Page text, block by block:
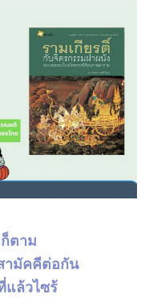
ตาม
ามัคคีต่อกัน
แล้วไซร้